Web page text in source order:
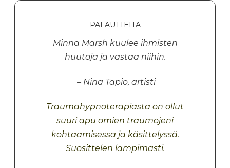
PALAUTTEITA
Minna Marsh kuulee ihmisten
huutoja ja vastaa niihin.
– Nina Tapio, artisti
Traumahypnoterapiasta on ollut
suuri apu omien traumojeni
kohtaamisessa ja käsittelyssä.
Suosittelen lämpimästi.